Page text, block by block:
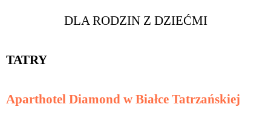
DLA RODZIN Z DZIEĆMI
TATRY
Aparthotel Diamond w Białce Tatrzańskiej